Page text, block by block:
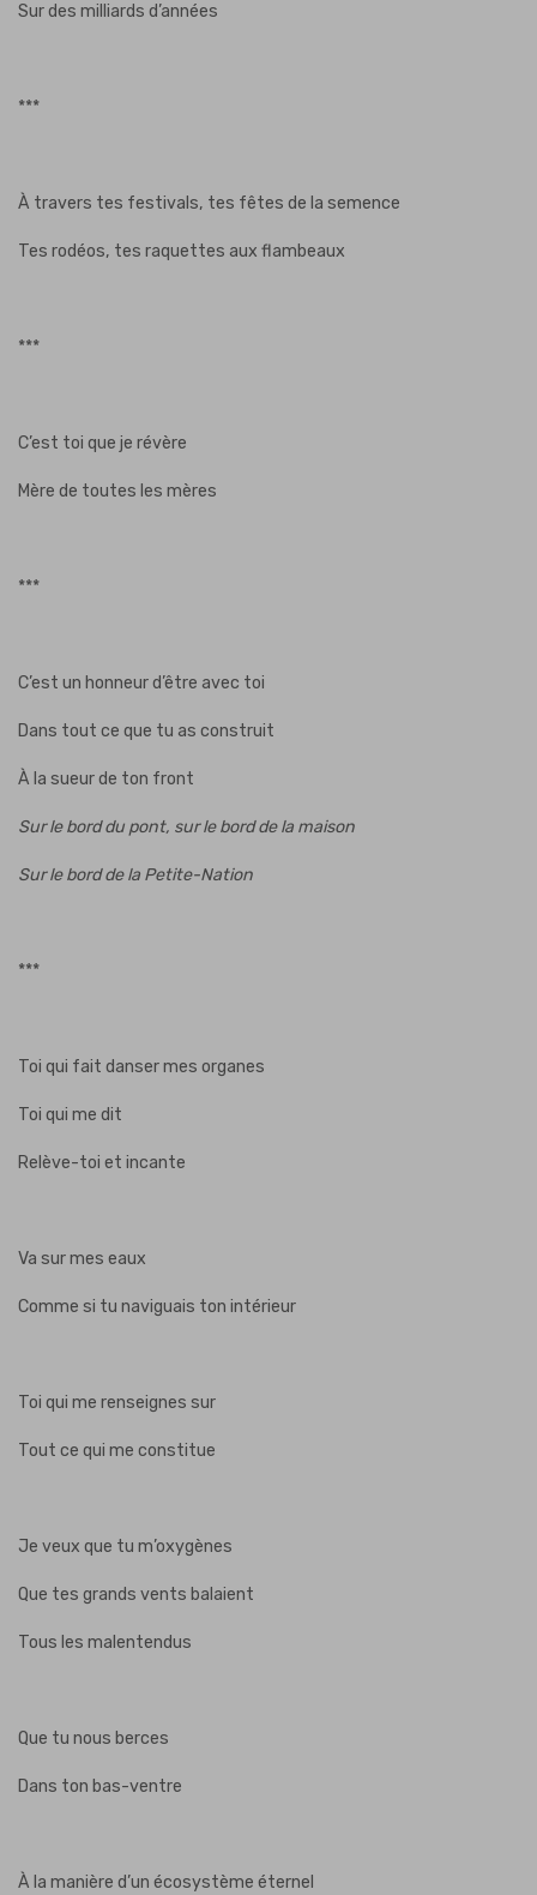
Sur des milliards d’années
***
À travers tes festivals, tes fêtes de la semence
Tes rodéos, tes raquettes aux flambeaux
***
C’est toi que je révère
Mère de toutes les mères
***
C’est un honneur d’être avec toi
Dans tout ce que tu as construit
À la sueur de ton front
Sur le bord du pont, sur le bord de la maison
Sur le bord de la Petite-Nation
***
Toi qui fait danser mes organes
Toi qui me dit
Relève-toi et incante
Va sur mes eaux
Comme si tu naviguais ton intérieur
Toi qui me renseignes sur
Tout ce qui me constitue
Je veux que tu m’oxygènes
Que tes grands vents balaient
Tous les malentendus
Que tu nous berces
Dans ton bas-ventre
À la manière d’un écosystème éternel